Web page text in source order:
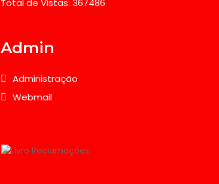
Total de Vistas: 367486
Admin
Administração
Webmail